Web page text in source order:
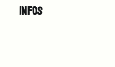
INFOS